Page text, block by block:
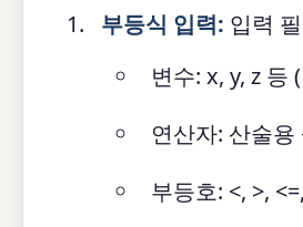
부등식 입력: 입력
변수: x, y, z 등
연산자: 산술용
부등호: <, >,